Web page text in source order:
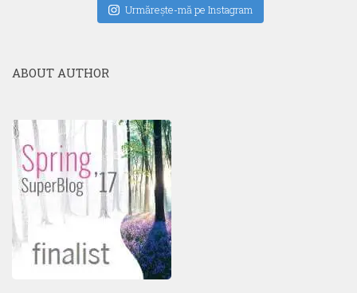
Urmăreşte-mă pe Instagram
ABOUT AUTHOR